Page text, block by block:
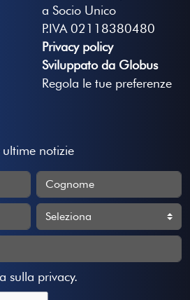
a Socio Unico
P.IVA 02118380480
Privacy policy
Sviluppato da Globus
Regola le tue preferenze
ultime notizie
sulla privacy.